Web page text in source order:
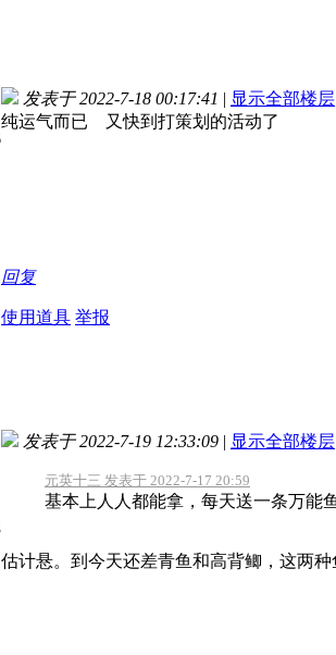
发表于 2022-7-18 00:17:41 | 显示全部楼层
纯运气而已 又快到打策划的活动了
回复
使用道具 举报
发表于 2022-7-19 12:33:09 | 显示全部楼层
元英十三 发表于 2022-7-17 20:59
基本上人人都能拿，每天送一条万能
估计悬。到今天还差青鱼和高背鲫，这两